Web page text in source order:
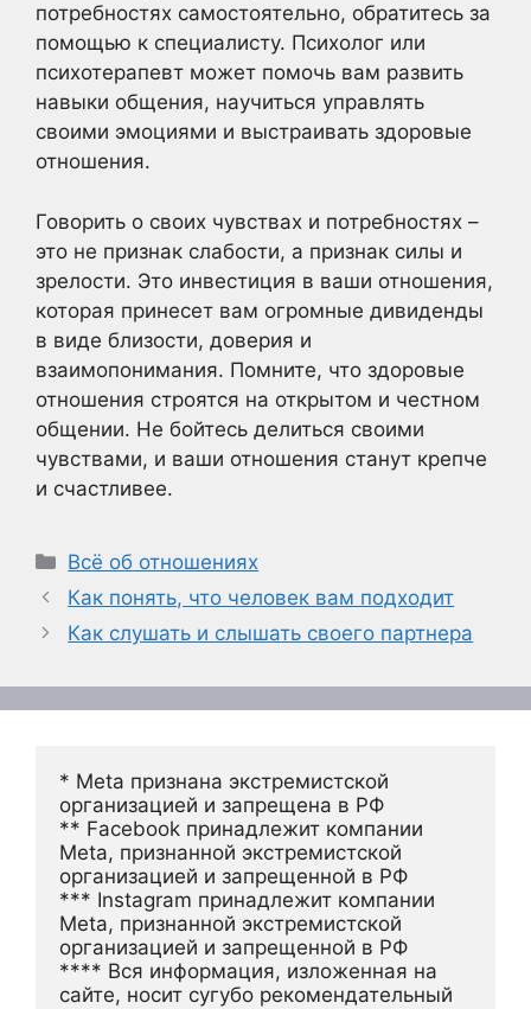
потребностях самостоятельно, обратитесь за
помощью к специалисту. Психолог или
психотерапевт может помочь вам развить
навыки общения, научиться управлять
своими эмоциями и выстраивать здоровые
отношения.
Говорить о своих чувствах и потребностях –
это не признак слабости, а признак силы и
зрелости. Это инвестиция в ваши отношения,
которая принесет вам огромные дивиденды
в виде близости, доверия и
взаимопонимания. Помните, что здоровые
отношения строятся на открытом и честном
общении. Не бойтесь делиться своими
чувствами, и ваши отношения станут крепче
и счастливее.
Рубрики
Всё об отношениях
Как понять, что человек вам подходит
Как слушать и слышать своего партнера
* Meta признана экстремистской
организацией и запрещена в РФ
** Facebook принадлежит компании
Meta, признанной экстремистской
организацией и запрещенной в РФ
*** Instagram принадлежит компании
Meta, признанной экстремистской
организацией и запрещенной в РФ
**** Вся информация, изложенная на
сайте, носит сугубо рекомендательный